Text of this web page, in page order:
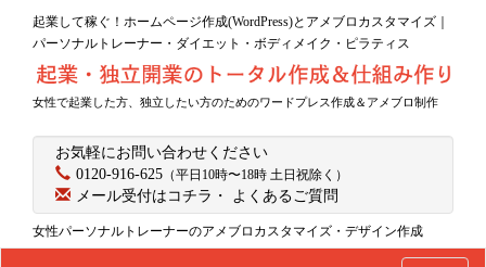
起業して稼ぐ！ホームページ作成(WordPress)とアメブロカスタマイズ｜
パーソナルトレーナー・ダイエット・ボディメイク・ピラティス
女性で起業した方、独立したい方のためのワードプレス作成＆アメブロ制作
お気軽にお問い合わせください
0120-916-625 （平日10時〜18時 土日祝除く）
メール受付はコチラ ・ よくあるご質問
女性パーソナルトレーナーのアメブロカスタマイズ・デザイン作成